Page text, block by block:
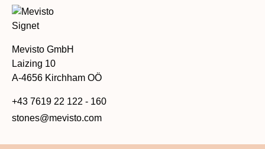
Mevisto GmbH
Laizing 10
A-4656 Kirchham OÖ
+43 7619 22 122 - 160
stones@mevisto.com